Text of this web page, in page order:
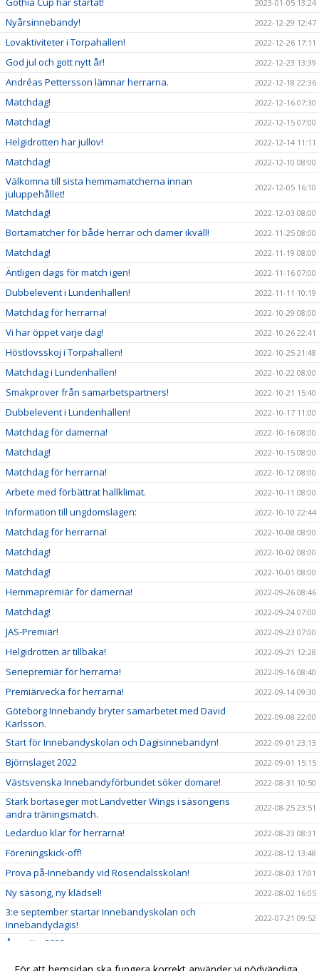
2023-01-05 13:24
Nyårsinnebandy! 2022-12-29 12:47
Lovaktiviteter i Torpahallen! 2022-12-26 17:11
God jul och gott nytt år! 2022-12-23 13:39
Andréas Pettersson lämnar herrarna. 2022-12-18 22:36
Matchdag! 2022-12-16 07:30
Matchdag! 2022-12-15 07:00
Helgidrotten har jullov! 2022-12-14 11:11
Matchdag! 2022-12-10 08:00
Välkomna till sista hemmamatcherna innan
juluppehållet!
2022-12-05 16:10
Matchdag! 2022-12-03 08:00
Bortamatcher för både herrar och damer ikväll! 2022-11-25 08:00
Matchdag! 2022-11-19 08:00
Äntligen dags för match igen! 2022-11-16 07:00
Dubbelevent i Lundenhallen! 2022-11-11 10:19
Matchdag för herrarna! 2022-10-29 08:00
Vi har öppet varje dag! 2022-10-26 22:41
Höstlovsskoj i Torpahallen! 2022-10-25 21:48
Matchdag i Lundenhallen! 2022-10-22 08:00
Smakprover från samarbetspartners! 2022-10-21 15:40
Dubbelevent i Lundenhallen! 2022-10-17 11:00
Matchdag för damerna! 2022-10-16 08:00
Matchdag! 2022-10-15 08:00
Matchdag för herrarna! 2022-10-12 08:00
Arbete med förbättrat hallklimat. 2022-10-11 08:00
Information till ungdomslagen: 2022-10-10 22:44
Matchdag för herrarna! 2022-10-08 08:00
Matchdag! 2022-10-02 08:00
Matchdag! 2022-10-01 08:00
Hemmapremiär för damerna! 2022-09-26 08:46
Matchdag! 2022-09-24 07:00
JAS-Premiär! 2022-09-23 07:00
Helgidrotten är tillbaka! 2022-09-21 12:28
Seriepremiär för herrarna! 2022-09-16 08:40
Premiärvecka för herrarna! 2022-09-14 09:30
Göteborg Innebandy bryter samarbetet med David
Karlsson.
2022-09-08 22:00
Start för Innebandyskolan och Dagisinnebandyn! 2022-09-01 23:13
Björnslaget 2022 2022-09-01 15:15
Västsvenska Innebandyförbundet söker domare! 2022-08-31 10:50
Stark bortaseger mot Landvetter Wings i säsongens
andra träningsmatch.
2022-08-25 23:51
Ledarduo klar för herrarna! 2022-08-23 08:31
Föreningskick-off! 2022-08-12 13:48
Prova på-Innebandy vid Rosendalsskolan! 2022-08-03 17:01
Ny säsong, ny klädsel! 2022-08-02 16:05
3:e september startar Innebandyskolan och
Innebandydagis!
2022-07-21 09:52
Årsmöte 2022.
GDC 2022 inställt 2022-06-05 10:28